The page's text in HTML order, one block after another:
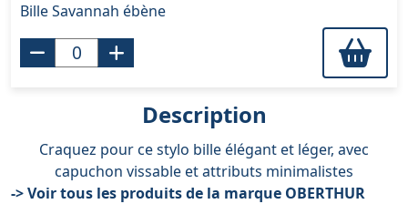
Bille Savannah ébène
Description
Craquez pour ce stylo bille élégant et léger, avec
capuchon vissable et attributs minimalistes
-> Voir tous les produits de la marque OBERTHUR